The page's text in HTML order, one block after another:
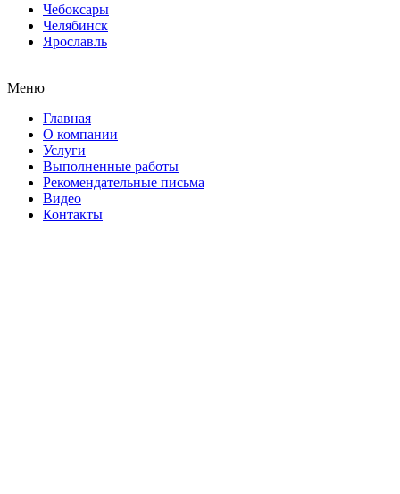
Чебоксары
Челябинск
Ярославль
Меню
Главная
О компании
Услуги
Выполненные работы
Рекомендательные письма
Видео
Контакты